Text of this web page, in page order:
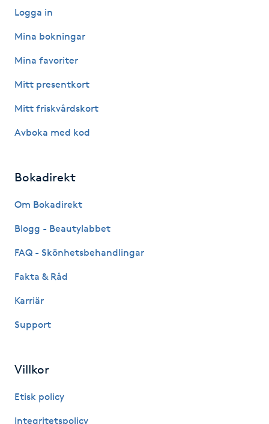
Herrklippning
Hollywood Peel
Hudföryngring
Hudvård
Hyaluronsyra
Hyperhidros
Hypnos
Logga in
Mina bokningar
Mina favoriter
Mitt presentkort
Mitt friskvårdskort
Avboka med kod
Bokadirekt
Om Bokadirekt
Blogg - Beautylabbet
FAQ - Skönhetsbehandlingar
Fakta & Råd
Karriär
Support
Villkor
Etisk policy
Integritetspolicy